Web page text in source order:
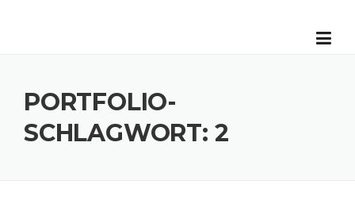
PORTFOLIO-
SCHLAGWORT: 2